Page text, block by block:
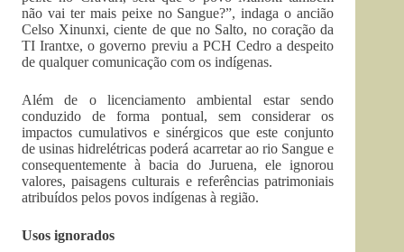
não vai ter mais peixe no Sangue?”, indaga o ancião
Celso Xinunxi, ciente de que no Salto, no coração da
TI Irantxe, o governo previu a PCH Cedro a despeito
de qualquer comunicação com os indígenas.
Além de o licenciamento ambiental estar sendo
conduzido de forma pontual, sem considerar os
impactos cumulativos e sinérgicos que este conjunto
de usinas hidrelétricas poderá acarretar ao rio Sangue e
consequentemente à bacia do Juruena, ele ignorou
valores, paisagens culturais e referências patrimoniais
atribuídos pelos povos indígenas à região.
Usos ignorados